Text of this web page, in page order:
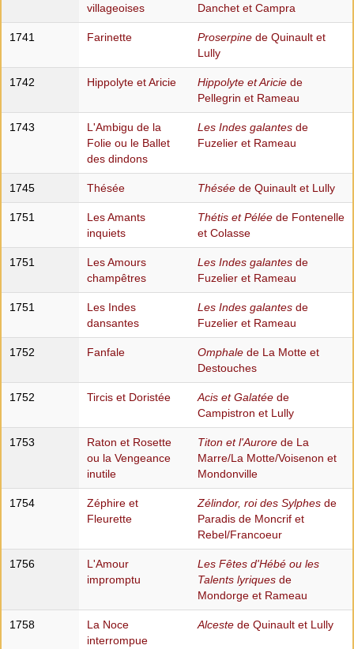
villageoises
Danchet et Campra
1741 Farinette Proserpinede Quinault et
Lully
1742 Hippolyte et Aricie Hippolyte et Ariciede
Pellegrin et Rameau
1743
L'Ambigu de la
Folie ou le Ballet
des dindons
Les Indes galantesde
Fuzelier et Rameau
1745 Thésée Théséede Quinault et Lully
1751
Les Amants
inquiets
Thétis et Péléede Fontenelle
et Colasse
1751
Les Amours
champêtres
Les Indes galantesde
Fuzelier et Rameau
1751
Les Indes
dansantes
Les Indes galantesde
Fuzelier et Rameau
1752 Fanfale Omphalede La Motte et
Destouches
1752 Tircis et Doristée Acis et Galatéede
Campistron et Lully
1753
Raton et Rosette
ou la Vengeance
inutile
Titon et l'Aurorede La
Marre/La Motte/Voisenon et
Mondonville
1754
Zéphire et
Fleurette
Zélindor, roi des Sylphesde
Paradis de Moncrif et
Rebel/Francoeur
1756
L'Amour
impromptu
Les Fêtes d'Hébé ou les
Talents lyriquesde
Mondorge et Rameau
1758
La Noce
interrompue
Alcestede Quinault et Lully